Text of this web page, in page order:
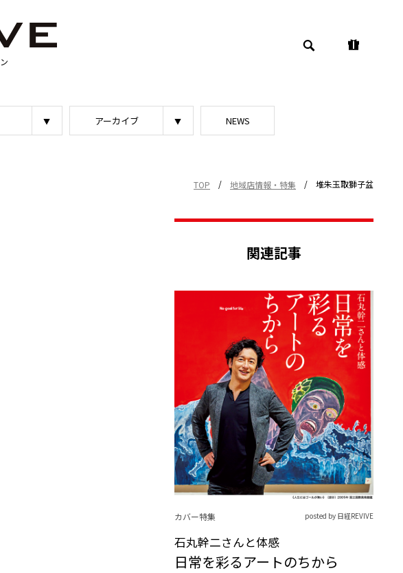
アーカイブ NEWS
TOP / 地域店情報・特集 /
堆朱玉取獅子盆
関連記事
カバー特集 posted by 日経REVIVE
石丸幹二さんと体感
日常を彩るアートのちから